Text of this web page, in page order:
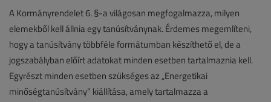
A Kormányrendelet 6. §-a világosan megfogalmazza, milyen
elemekből kell állnia egy tanúsítványnak. Érdemes megemlíteni,
hogy a tanúsítvány többféle formátumban készíthető el, de a
jogszabályban előírt adatokat minden esetben tartalmaznia kell.
Egyrészt minden esetben szükséges az „Energetikai
minőségtanúsítvány” kiállítása, amely tartalmazza a